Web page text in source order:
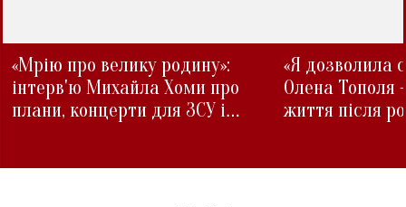
«Мрію про велику родину»:
інтерв'ю Михайла Хоми про
плани, концерти для ЗСУ і
«Я дозволила
Олена Тополя
життя після